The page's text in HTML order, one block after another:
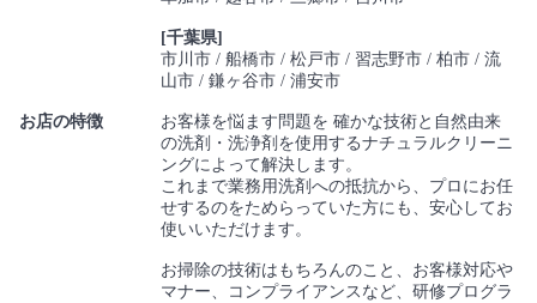
[千葉県]
市川市 船橋市 松戸市 習志野市 柏市 流
山市 鎌ヶ谷市 浦安市
お店の特徴
お客様を悩ます問題を 確かな技術と自然由来
の洗剤・洗浄剤を使用するナチュラルクリーニ
ングによって解決します。
これまで業務用洗剤への抵抗から、プロにお任
せするのをためらっていた方にも、安心してお
使いいただけます。
お掃除の技術はもちろんのこと、お客様対応や
マナー、コンプライアンスなど、研修プログラ